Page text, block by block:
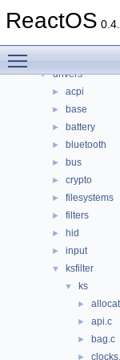
ReactOS
► base
▼ drivers
► acpi
► base
► battery
► bluetooth
► bus
► crypto
► filesystems
► filters
► hid
► input
▼ ksfilter
▼ ks
►
► api.c
► bag.c
►